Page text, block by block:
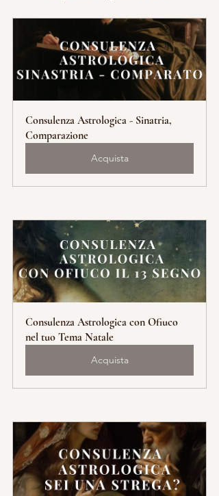
Consulenza Astrologica - Sinatria,
Comparazione
Acquista
Consulenza Astrologica con Ofiuco
nel tuo Tema Natale
Acquista